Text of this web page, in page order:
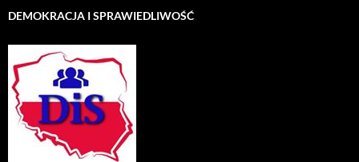
DEMOKRACJA I SPRAWIEDLIWOŚĆ